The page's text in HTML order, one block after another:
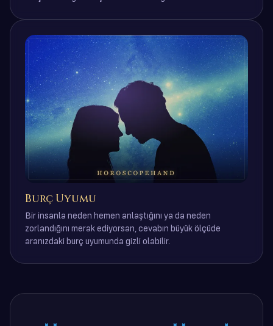
Burç Uyumu
Bir insanla neden hemen anlaştığını ya da neden
zorlandığını merak ediyorsan, cevabın büyük ölçüde
aranızdaki burç uyumunda gizli olabilir.